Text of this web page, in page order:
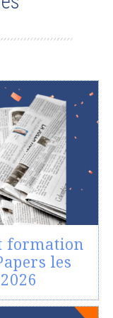
formation
les